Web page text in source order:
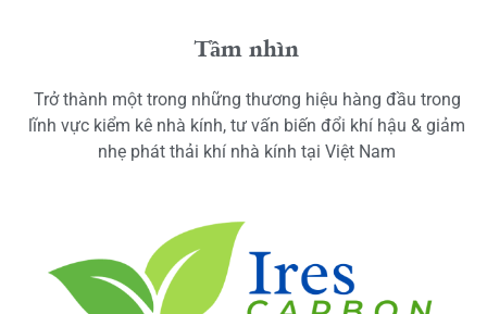
Tầm nhìn
Trở thành một trong những thương hiệu hàng đầu trong
lĩnh vực kiểm kê nhà kính, tư vấn biến đổi khí hậu & giảm
nhẹ phát thải khí nhà kính tại Việt Nam